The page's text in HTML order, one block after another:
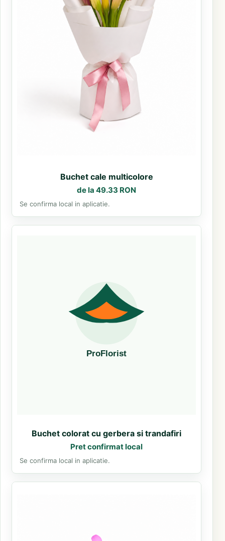
Buchet cale multicolore
de la 49.33 RON
Se confirma local in aplicatie.
Buchet colorat cu gerbera si trandafiri
Pret confirmat local
Se confirma local in aplicatie.